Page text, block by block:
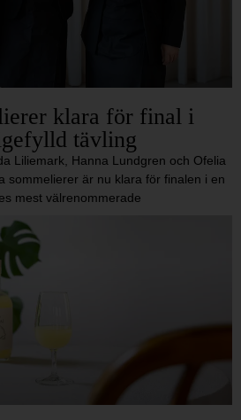
klara för final i
tävling
Liliemark, Hanna Lundgren och Ofelia
sommelierer är nu klara för finalen i en
mest välrenommerade